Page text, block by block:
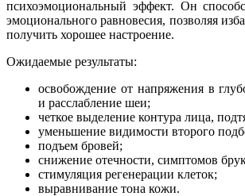
психоэмоциональный эффект. Он
эмоционального равновесия, позволяя
получить хорошее настроение.
Ожидаемые результаты:
освобождение от напряжения в
и расслабление шеи;
четкое выделение контура лица,
уменьшение видимости второго
подъем бровей;
снижение отечности, симптомов
стимуляция регенерации клеток;
выравнивание тона кожи.